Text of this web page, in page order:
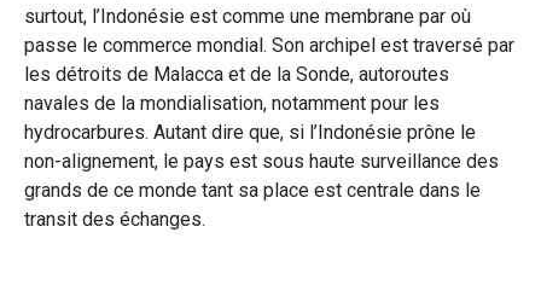
surtout, l’Indonésie est comme une membrane par où
passe le commerce mondial. Son archipel est traversé par
les détroits de Malacca et de la Sonde, autoroutes
navales de la mondialisation, notamment pour les
hydrocarbures. Autant dire que, si l’Indonésie prône le
non-alignement, le pays est sous haute surveillance des
grands de ce monde tant sa place est centrale dans le
transit des échanges.